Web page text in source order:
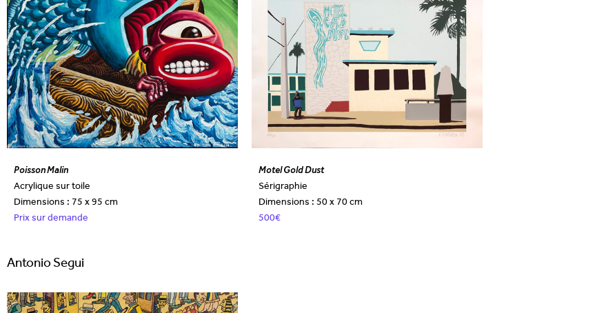
Poisson Malin
Acrylique sur toile
Dimensions : 75 x 95 cm
Prix sur demande
Motel Gold Dust
Sérigraphie
Dimensions : 50 x 70 cm
500€
Antonio Segui